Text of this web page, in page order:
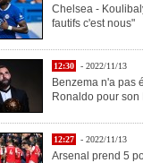
Chelsea -
fautifs c'est nous"
12:30 - 2022/11/13
Benzema n'a pas
Ronaldo pour son
12:27 - 2022/11/13
Arsenal prend 5